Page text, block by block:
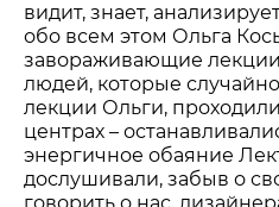
видит, знает,
обо всем этом Ольга
завораживающие
людей, которые
лекции Ольги,
центрах –
энергичное обаяние
дослушивали, забыв о